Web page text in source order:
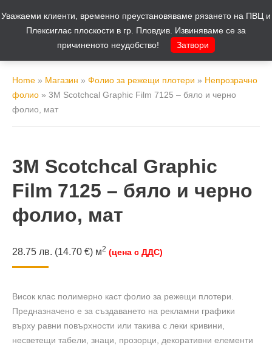
Home » Магазин » Фолио за режещи плотери » Непрозрачно
фолио » 3M Scotchcal Graphic Film 7125 – бяло и черно
фолио, мат
3M Scotchcal Graphic
Film 7125 – бяло и черно
фолио, мат
28.75 лв. (14.70 €) м2 (цена с ДДС)
Висок клас полимерно каст фолио за режещи плотери.
Предназначено е за създаването на рекламни графики
върху равни повърхности или такива с леки кривини,
несветещи табели, знаци, прозорци, декоративни елементи
Уважаеми клиенти, временно преустановяваме рязането на ПВЦ и
Плексиглас плоскости в гр. Пловдив. Извиняваме се за
причиненото неудобство!
Затвори